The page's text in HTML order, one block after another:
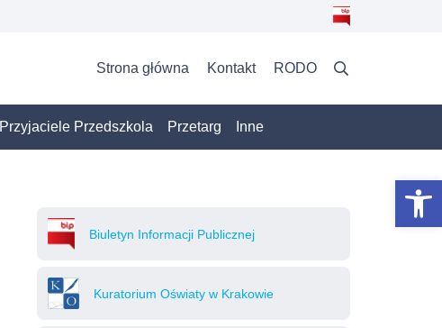
Strona główna Kontakt RODO
Przyjaciele Przedszkola Przetarg Inne
Biuletyn Informacji Publicznej
Kuratorium Oświaty w Krakowie